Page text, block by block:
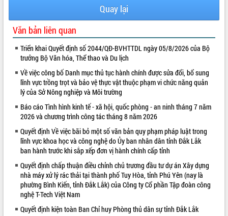
VIDEO
Loading the player...
Khám bệnh, cấp phát thuốc miễn phí
và tặng quà người dân xã Cư Pui
Hội nghị UBND tỉnh Đắk Lắk thường kỳ
tháng 7/2026
Lễ truy tặng danh hiệu “Bà Mẹ Việt
Nam Anh hùng” và trao Huân chương
Lao động
Quay lại
Văn bản liên quan
Triển khai Quyết định số 2044/QĐ-BVHTTDL ngày 05/8/2026 của Bộ
trưởng Bộ Văn hóa, Thể thao và Du lịch
Về việc công bố Danh mục thủ tục hành chính được sửa đổi, bổ sung
lĩnh vực trồng trọt và bảo vệ thực vật thuộc phạm vi chức năng quản
lý của Sở Nông nghiệp và Môi trường
Báo cáo Tình hình kinh tế - xã hội, quốc phòng - an ninh tháng 7 năm
2026 và chương trình công tác tháng 8 năm 2026
Quyết định Về việc bãi bỏ một số văn bản quy phạm pháp luật trong
lĩnh vực khoa học và công nghệ do Ủy ban nhân dân tỉnh Đắk Lắk
ban hành trước khi sắp xếp đơn vị hành chính cấp tỉnh
Quyết định chấp thuận điều chỉnh chủ trương đầu tư dự án Xây dựng
nhà máy xử lý rác thải tại thành phố Tuy Hòa, tỉnh Phú Yên (nay là
phường Bình Kiến, tỉnh Đắk Lắk) của Công ty Cổ phần Tập đoàn công
nghệ T-Tech Việt Nam
Quyết định kiện toàn Ban Chỉ huy Phòng thủ dân sự tỉnh Đắk Lắk